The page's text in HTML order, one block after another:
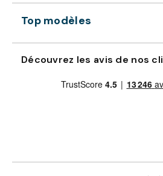
Top modèles
Découvrez les avis de nos